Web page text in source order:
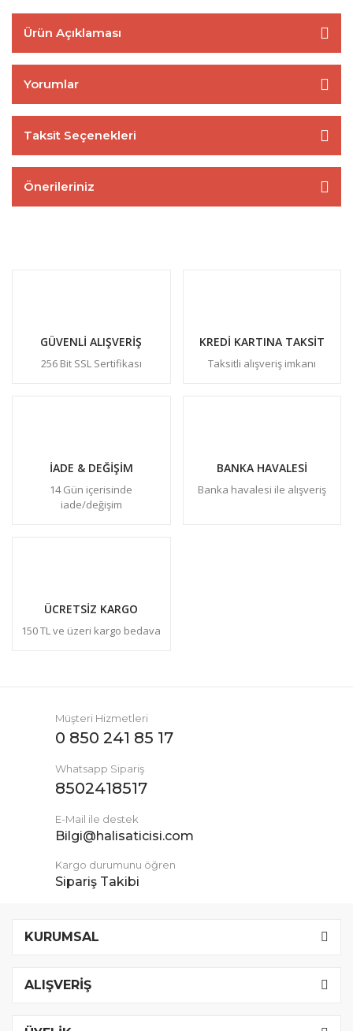
Ürün Açıklaması
Yorumlar
Taksit Seçenekleri
Önerileriniz
GÜVENLİ ALIŞVERİŞ
256 Bit SSL Sertifikası
KREDİ KARTINA TAKSİT
Taksitli alışveriş imkanı
İADE & DEĞİŞİM
14 Gün içerisinde
iade/değişim
BANKA HAVALESİ
Banka havalesi ile alışveriş
ÜCRETSİZ KARGO
150 TL ve üzeri kargo bedava
Müşteri Hizmetleri
0 850 241 85 17
Whatsapp Sipariş
8502418517
E-Mail ile destek
Bilgi@halisaticisi.com
Kargo durumunu öğren
Sipariş Takibi
KURUMSAL
ALIŞVERİŞ